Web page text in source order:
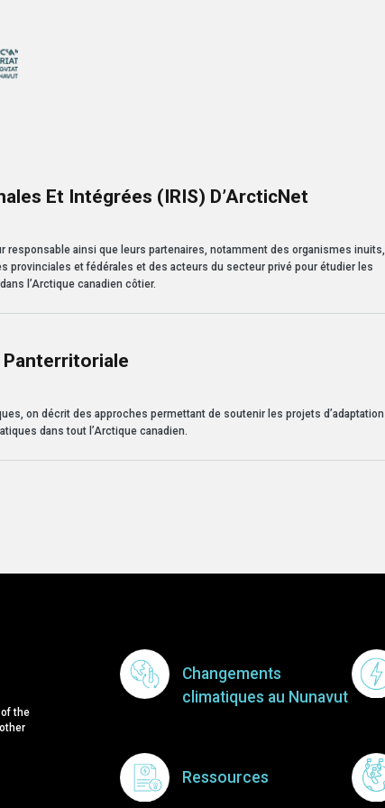
Et Intégrées (IRIS) D’ArcticNet
ainsi que leurs partenaires, notamment des organismes inuits,
provinciales et fédérales et des acteurs du secteur privé pour étudier les
l’Arctique canadien côtier.
Panterritoriale
on décrit des approches permettant de soutenir les projets d’adaptation
dans tout l’Arctique canadien.
the
Footer Menu
Changements
climatiques au Nunavut
Ressources